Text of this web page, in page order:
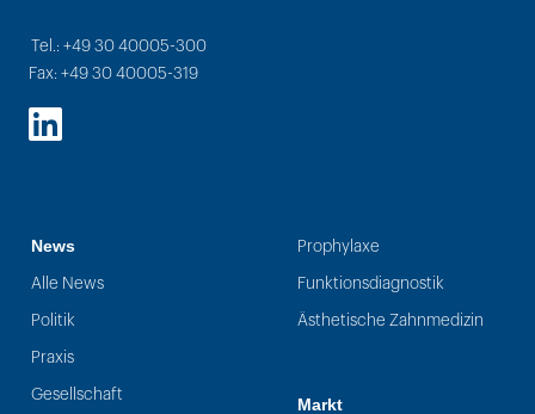
Tel.: +49 30 40005-300
Fax: +49 30 40005-319
LinkedIn
News
Alle News
Politik
Praxis
Gesellschaft
Prophylaxe
Funktionsdiagnostik
Ästhetische Zahnmedizin
Markt